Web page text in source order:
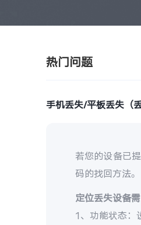
热门问题
手机丢失/平板丢失（
若您的设备已
码的找回方法。
定位丢失设备需
1、功能状态：